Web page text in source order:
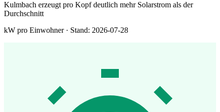
Kulmbach erzeugt pro Kopf deutlich mehr Solarstrom als der
Durchschnitt
kW pro Einwohner · Stand: 2026-07-28